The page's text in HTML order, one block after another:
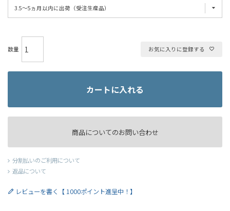
お気に入りに登録する
カートに入れる
商品についてのお問い合わせ
分割払いのご利用について
返品について
レビューを書く【 1000ポイント進呈中！】